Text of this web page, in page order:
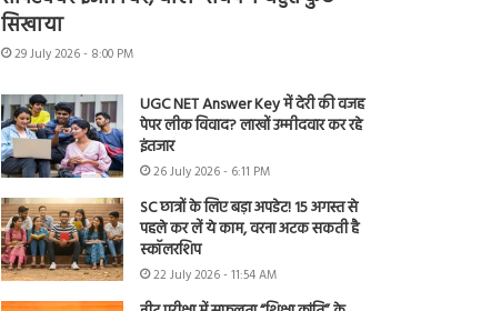
सिखाया
29 July 2026 - 8:00 PM
UGC NET Answer Key में देरी की वजह
पेपर लीक विवाद? लाखों उम्मीदवार कर रहे
इंतजार
26 July 2026 - 6:11 PM
SC छात्रों के लिए बड़ा अपडेट! 15 अगस्त से
पहले कर लें ये काम, वरना अटक सकती है
स्कॉलरशिप
22 July 2026 - 11:54 AM